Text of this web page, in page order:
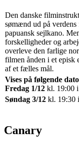
Den danske
sømænd ud på
papuansk sejlkano.
forskelligheder og
overleve den farlige
filmen ånden i et episk
af et fælles mål.
Vises på følgende dato
Fredag 1/12 kl. 19:00
Søndag 3/12 kl. 19:30
Canary